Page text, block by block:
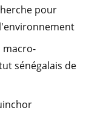
pour
macro-
sénégalais de